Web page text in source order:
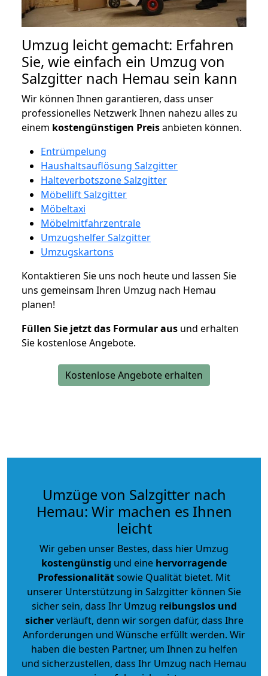
Umzug leicht gemacht: Erfahren
Sie, wie einfach ein Umzug von
Salzgitter nach Hemau sein kann
Wir können Ihnen garantieren, dass unser
professionelles Netzwerk Ihnen nahezu alles zu
einem kostengünstigen Preisanbieten können.
Entrümpelung
Haushaltsauflösung Salzgitter
Halteverbotszone Salzgitter
Möbellift Salzgitter
Möbeltaxi
Möbelmitfahrzentrale
Umzugshelfer Salzgitter
Umzugskartons
Kontaktieren Sie uns noch heute und lassen Sie
uns gemeinsam Ihren Umzug nach Hemau
planen!
Füllen Sie jetzt das Formular aus und erhalten
Sie kostenlose Angebote.
Kostenlose Angebote erhalten
Umzüge von Salzgitter nach
Hemau: Wir machen es Ihnen
leicht
Wir geben unser Bestes, dass hier Umzug
kostengünstig und eine hervorragende
Professionalitätsowie Qualität bietet. Mit
unserer Unterstützung in Salzgitter können Sie
sicher sein, dass Ihr Umzug reibungslos und
sicherverläuft, denn wir sorgen dafür, dass Ihre
Anforderungen und Wünsche erfüllt werden. Wir
haben die besten Partner, um Ihnen zu helfen
und sicherzustellen, dass Ihr Umzug nach Hemau